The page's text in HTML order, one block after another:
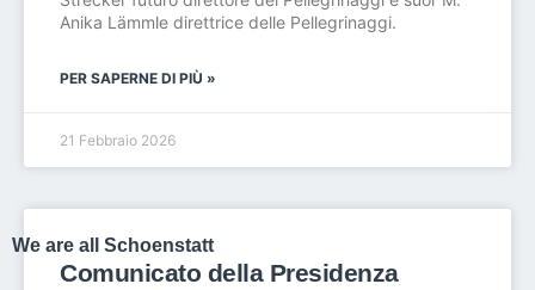
Anika Lämmle direttrice delle Pellegrinaggi.
PER SAPERNE DI PIÙ »
21 Febbraio 2026
Comunicato della Presidenza
We are all Schoenstatt